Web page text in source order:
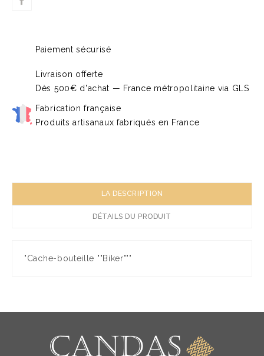
Paiement sécurisé
Livraison offerte
Dès 500€ d'achat — France métropolitaine via GLS
Fabrication française
Produits artisanaux fabriqués en France
LA DESCRIPTION
DÉTAILS DU PRODUIT
"Cache-bouteille ""Biker"""